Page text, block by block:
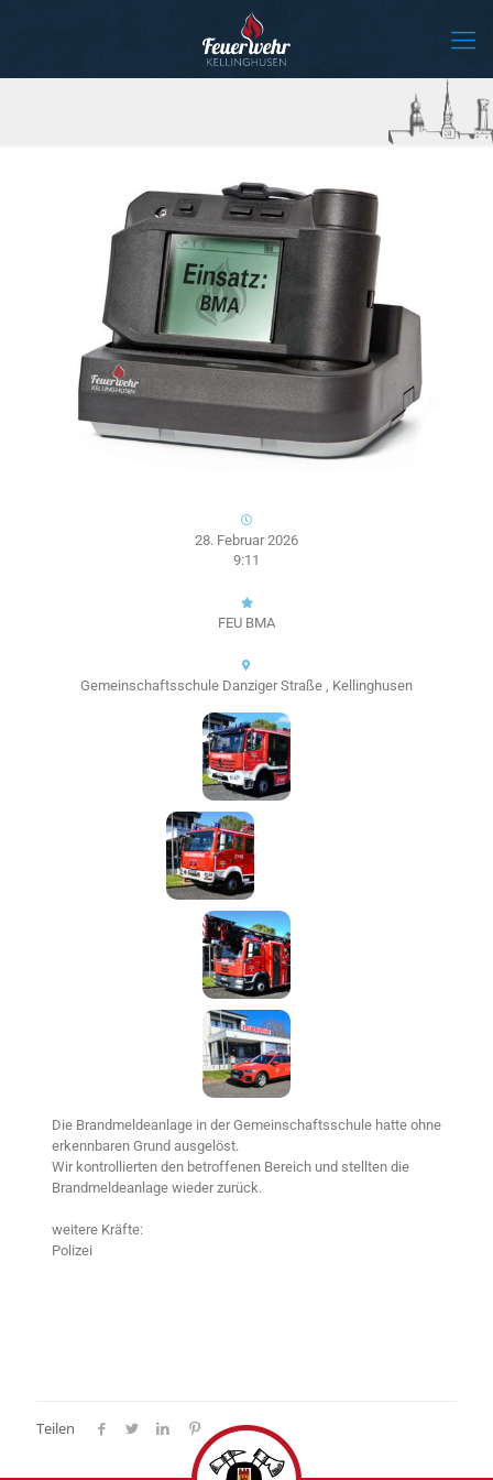
28. Februar 2026
9:11
FEU BMA
Gemeinschaftsschule Danziger Straße , Kellinghusen
Die Brandmeldeanlage in der Gemeinschaftsschule hatte ohne
erkennbaren Grund ausgelöst.
Wir kontrollierten den betroffenen Bereich und stellten die
Brandmeldeanlage wieder zurück.
weitere Kräfte:
Polizei
Teilen